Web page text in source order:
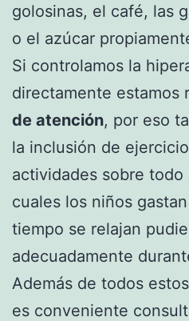
golosinas, el café, las
o el azúcar
Si controlamos la
directamente estamos
de atención, por eso
la inclusión de
actividades sobre
cuales los niños
tiempo se relajan
adecuadamente
Además de todos
es conveniente